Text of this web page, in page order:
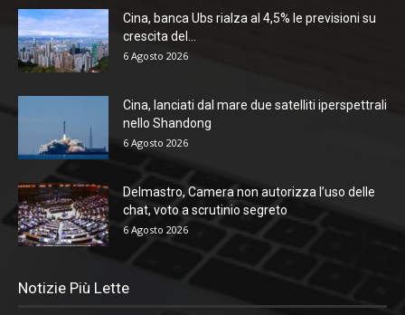
Cina, banca Ubs rialza al 4,5% le previsioni su
crescita del...
6 Agosto 2026
Cina, lanciati dal mare due satelliti iperspettrali
nello Shandong
6 Agosto 2026
Delmastro, Camera non autorizza l’uso delle
chat, voto a scrutinio segreto
6 Agosto 2026
Notizie Più Lette